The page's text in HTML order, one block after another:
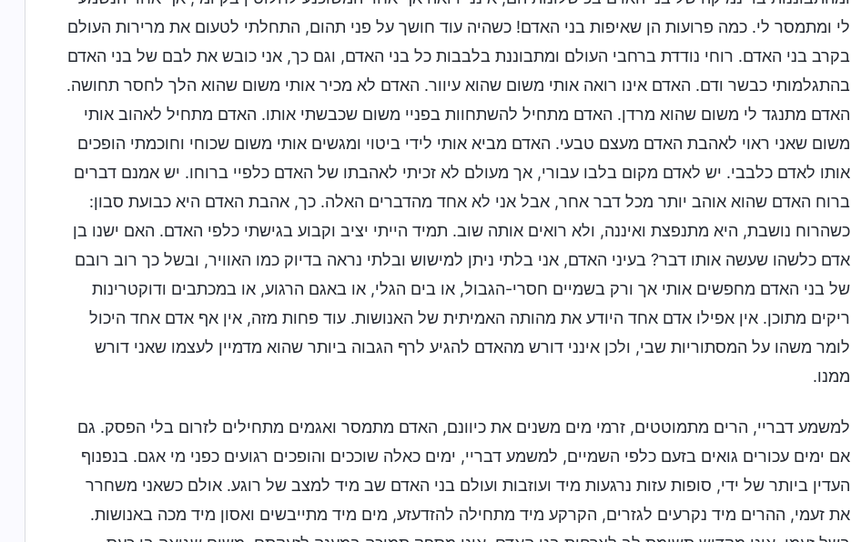
לי ומתמסר לי. כמה פרועות הן שאיפות בני האדם! כשהיה עוד חושך על פני תהום, התחלתי לטעום את מרירות העולם
בקרב בני האדם. רוחי נודדת ברחבי העולם ומתבוננת בלבבות כל בני האדם, וגם כך, אני כובש את לבם של בני האדם
בהתגלמותי כבשר ודם. האדם אינו רואה אותי משום שהוא עיוור. האדם לא מכיר אותי משום שהוא הלך לחסר תחושה.
האדם מתנגד לי משום שהוא מרדן. האדם מתחיל להשתחוות בפניי משום שכבשתי אותו. האדם מתחיל לאהוב אותי
משום שאני ראוי לאהבת האדם מעצם טבעי. האדם מביא אותי לידי ביטוי ומגשים אותי משום שכוחי וחוכמתי הופכים
אותו לאדם כלבבי. יש לאדם מקום בלבו עבורי, אך מעולם לא זכיתי לאהבתו של האדם כלפיי ברוחו. יש אמנם דברים
ברוח האדם שהוא אוהב יותר מכל דבר אחר, אבל אני לא אחד מהדברים האלה. כך, אהבת האדם היא כבועת סבון:
כשהרוח נושבת, היא מתנפצת ואיננה, ולא רואים אותה שוב. תמיד הייתי יציב וקבוע בגישתי כלפי האדם. האם ישנו בן
אדם כלשהו שעשה אותו דבר? בעיני האדם, אני בלתי ניתן למישוש ובלתי נראה בדיוק כמו האוויר, ובשל כך רוב רובם
של בני האדם מחפשים אותי אך ורק בשמיים חסרי-הגבול, או בים הגלי, או באגם הרגוע, או במכתבים ודוקטרינות
ריקים מתוכן. אין אפילו אדם אחד היודע את מהותה האמיתית של האנושות. עוד פחות מזה, אין אף אדם אחד היכול
לומר משהו על המסתוריות שבי, ולכן אינני דורש מהאדם להגיע לרף הגבוה ביותר שהוא מדמיין לעצמו שאני דורש
ממנו.
למשמע דבריי, הרים מתמוטטים, זרמי מים משנים את כיוונם, האדם מתמסר ואגמים מתחילים לזרום בלי הפסק. גם
אם ימים עכורים גואים בזעם כלפי השמיים, למשמע דבריי, ימים כאלה שוככים והופכים רגועים כפני מי אגם. בנפנוף
העדין ביותר של ידי, סופות עזות נרגעות מיד ועוזבות ועולם בני האדם שב מיד למצב של רוגע. אולם כשאני משחרר
את זעמי, ההרים מיד נקרעים לגזרים, הקרקע מיד מתחילה להזדעזע, מים מיד מתייבשים ואסון מיד מכה באנושות.